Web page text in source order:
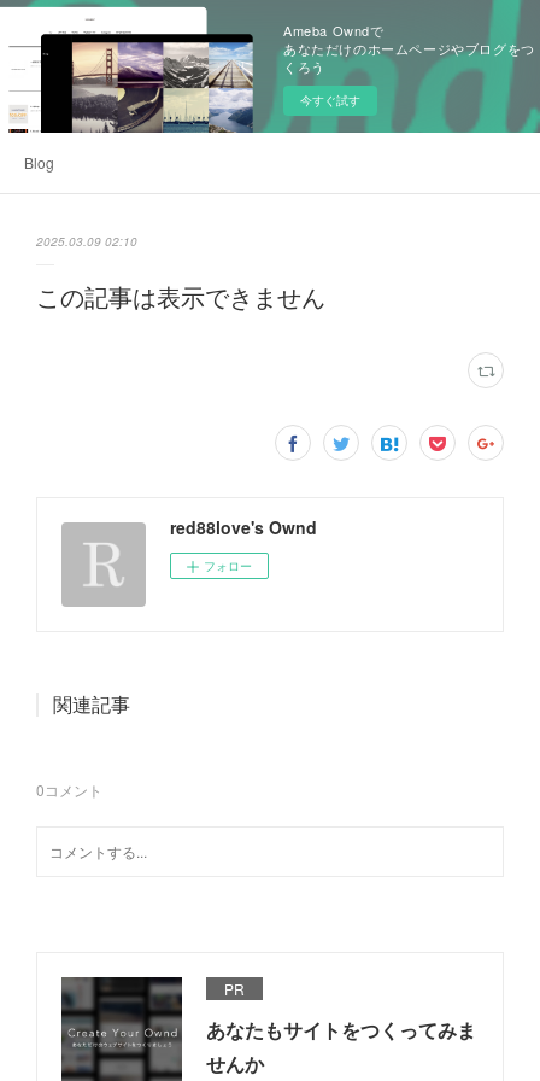
Ameba Owndで
あなただけのホームページやブログをつ
くろう
今すぐ試す
Blog
2025.03.09 02:10
この記事は表示できません
red88love's Ownd
フォロー
関連記事
0コメント
PR
あなたもサイトをつくってみま
せんか